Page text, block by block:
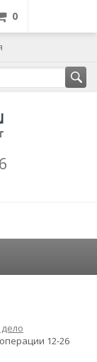
0
12-26